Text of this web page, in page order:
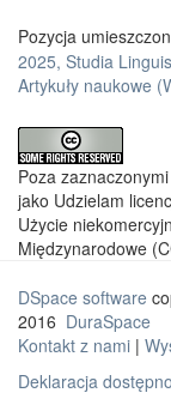
Pozycja
2025, Studia
Artykuły naukowe
Poza
jako Udzielam
Użycie
Międzynarodowe
DSpace software
2016 DuraSpace
Kontakt z nami |
Deklaracja